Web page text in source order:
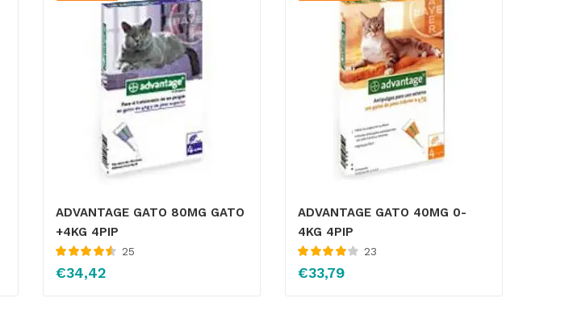
ADVANTAGE GATO 80MG GATO
+4KG 4PIP
4.58de 5
25
€34,42
ADVANTAGE GATO 40MG 0-
4KG 4PIP
con4.05
23
€33,79